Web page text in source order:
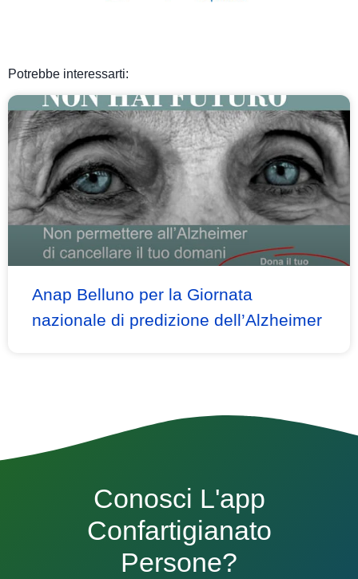
Potrebbe interessarti:
Anap Belluno per la Giornata
nazionale di predizione dell’Alzheimer
Conosci L'app
Confartigianato
Persone?